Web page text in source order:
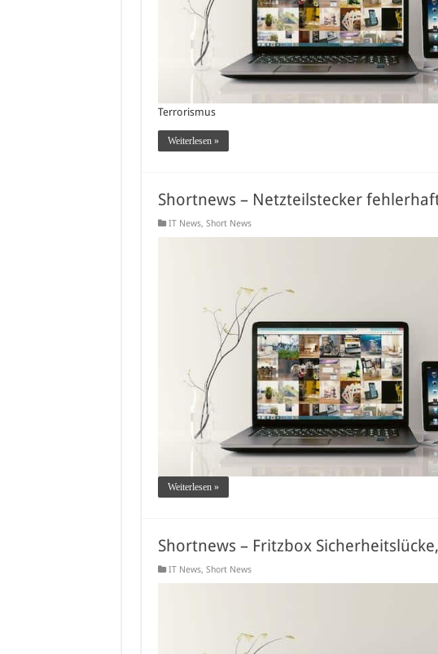
Terrorismus
Weiterlesen »
Shortnews – Netzteilstecker
IT News, Short News
Weiterlesen »
Shortnews – Fritzbox
IT News, Short News